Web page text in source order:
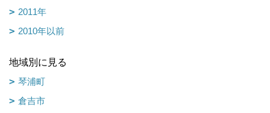
2011年
2010年以前
地域別に見る
琴浦町
倉吉市